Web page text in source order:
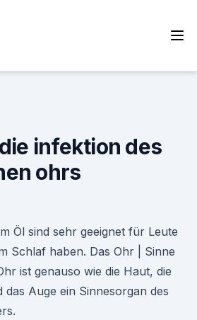
infektion des
ohrs
Öl sind sehr geeignet für Leute
Schlaf haben. Das Ohr | Sinne
ist genauso wie die Haut, die
das Auge ein Sinnesorgan des